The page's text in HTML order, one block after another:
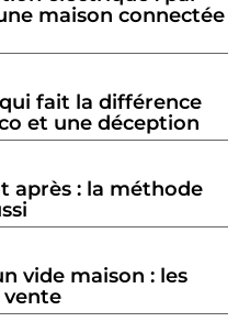
maison connectée
fait la différence
et une déception
après : la méthode
vide maison : les
vente